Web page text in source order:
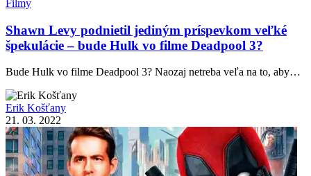
Filmy
Shawn Levy podnietil jediným príspevkom veľké
špekulácie – bude Hulk vo filme Deadpool 3?
Bude Hulk vo filme Deadpool 3? Naozaj netreba veľa na to, aby…
Erik Košťany
21. 03. 2022